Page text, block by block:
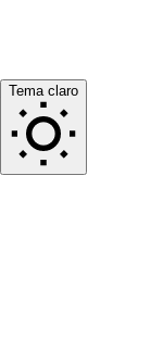
Tema claro